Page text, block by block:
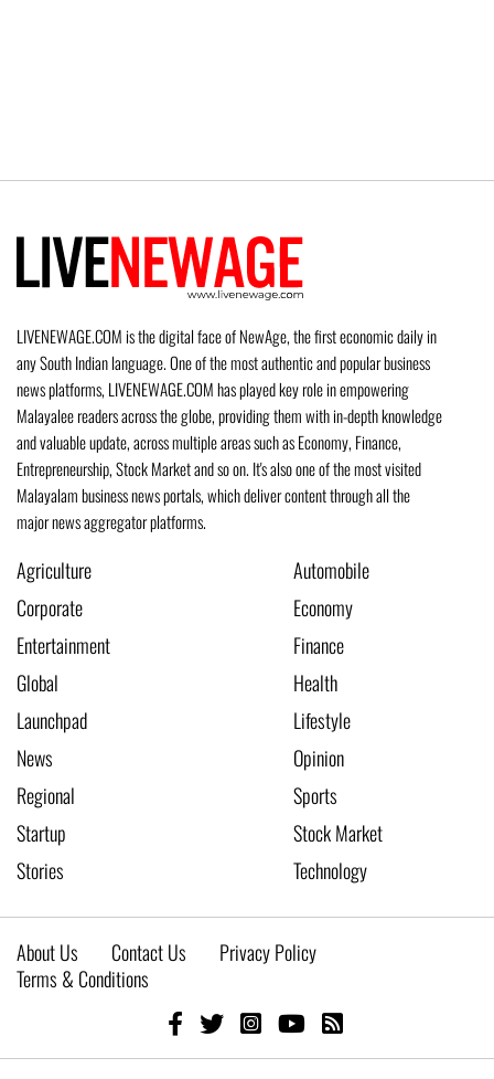
LIVENEWAGE.COM is the digital face of NewAge, the first economic daily in
any South Indian language. One of the most authentic and popular business
news platforms, LIVENEWAGE.COM has played key role in empowering
Malayalee readers across the globe, providing them with in-depth knowledge
and valuable update, across multiple areas such as Economy, Finance,
Entrepreneurship, Stock Market and so on. It's also one of the most visited
Malayalam business news portals, which deliver content through all the
major news aggregator platforms.
Agriculture
Automobile
Corporate
Economy
Entertainment
Finance
Global
Health
Launchpad
Lifestyle
News
Opinion
Regional
Sports
Startup
Stock Market
Stories
Technology
About Us Contact Us
Privacy Policy
Terms & Conditions